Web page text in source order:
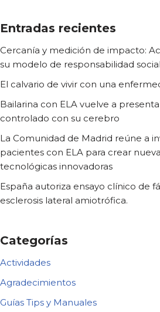
Entradas recientes
Cercanía y medición de impacto:
su modelo de responsabilidad social
El calvario de vivir con una
Bailarina con ELA vuelve a
controlado con su cerebro
La Comunidad de Madrid reúne a
pacientes con ELA para crear
tecnológicas innovadoras
España autoriza ensayo clínico de
esclerosis lateral amiotrófica.
Categorías
Actividades
Agradecimientos
Guías Tips y Manuales